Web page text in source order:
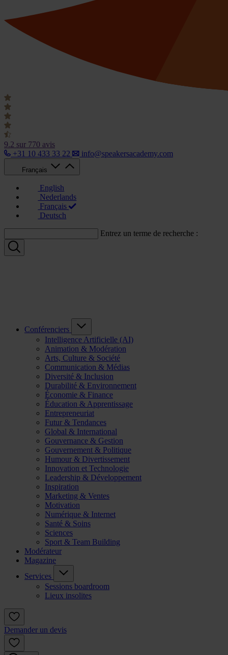
9.2 sur 770 avis
+31 10 433 33 22
info@speakersacademy.com
Français
English
Nederlands
Français
Deutsch
Entrez un terme de recherche :
Conférenciers
Intelligence Artificielle (AI)
Animation & Modération
Arts, Culture & Société
Communication & Médias
Diversité & Inclusion
Durabilité & Environnement
Économie & Finance
Éducation & Apprentissage
Entrepreneuriat
Futur & Tendances
Global & International
Gouvernance & Gestion
Gouvernement & Politique
Humour & Divertissement
Innovation et Technologie
Leadership & Développement
Inspiration
Marketing & Ventes
Motivation
Numérique & Internet
Santé & Soins
Sciences
Sport & Team Building
Modérateur
Magazine
Services
Sessions boardroom
Lieux insolites
Demander un devis